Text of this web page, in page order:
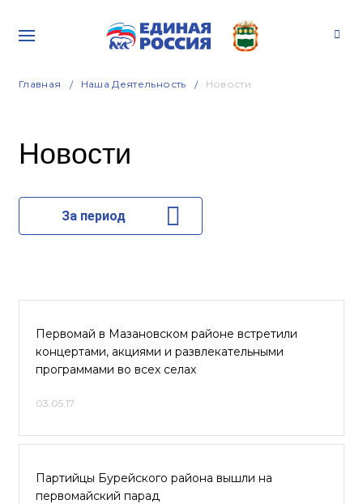
Главная Наша Деятельность Новости
Новости
За период
Первомай в Мазановском районе встретили
концертами, акциями и развлекательными
программами во всех селах
03.05.17
Партийцы Бурейского района вышли на
первомайский парад